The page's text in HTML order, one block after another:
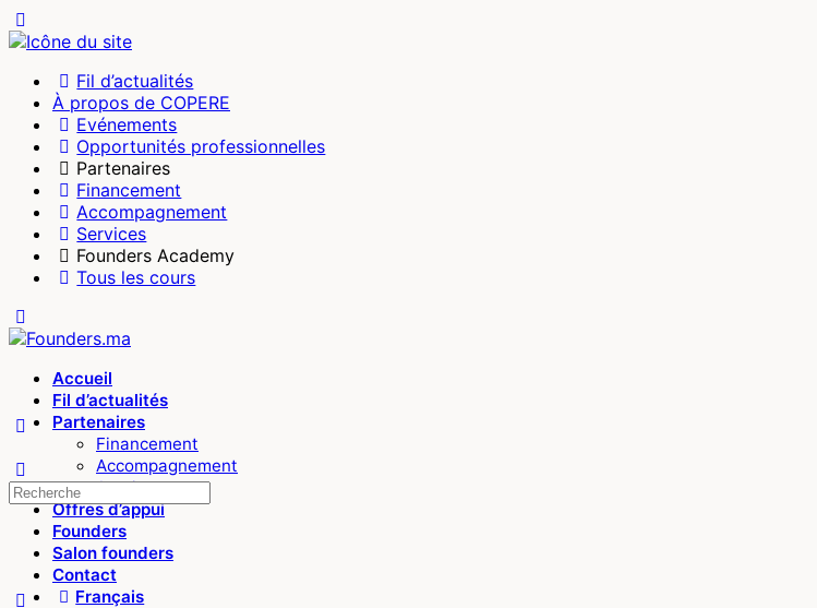
Side
Fil d’actualités
À propos de COPERE
Evénements
Opportunités professionnelles
Partenaires
Financement
Accompagnement
Services
Founders Academy
Tous les cours
Side
Accueil
Fil d’actualités
Partenaires
Financement
Accompagnement
Services
Offres d’appui
Founders
Salon founders
Contact
Français
Recherche
pour: